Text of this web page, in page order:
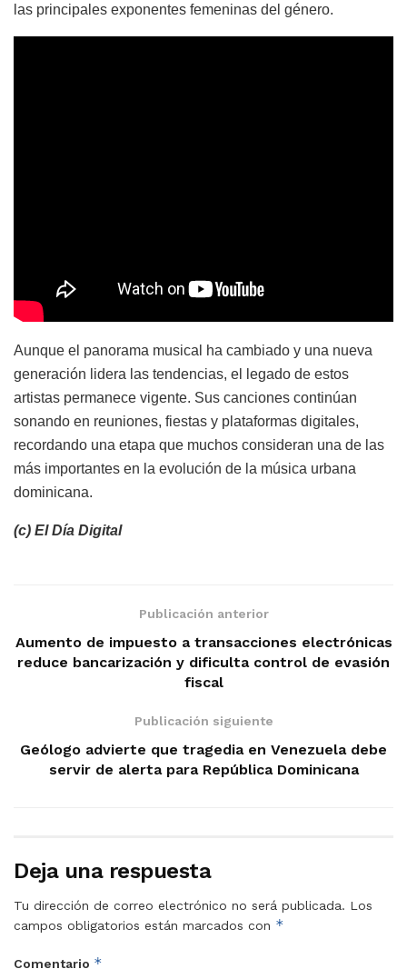
las principales exponentes femeninas del género.
Aunque el panorama musical ha cambiado y una nueva
generación lidera las tendencias, el legado de estos
artistas permanece vigente. Sus canciones continúan
sonando en reuniones, fiestas y plataformas digitales,
recordando una etapa que muchos consideran una de las
más importantes en la evolución de la música urbana
dominicana.
(c) El Día Digital
Publicación anterior
Aumento de impuesto a transacciones electrónicas
reduce bancarización y dificulta control de evasión
fiscal
Publicación siguiente
Geólogo advierte que tragedia en Venezuela debe
servir de alerta para República Dominicana
Deja una respuesta
Tu dirección de correo electrónico no será publicada. Los
campos obligatorios están marcados con *
Comentario *